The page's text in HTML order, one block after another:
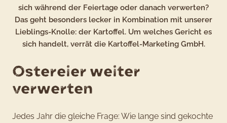
sich während der Feiertage oder danach verwerten?
Das geht besonders lecker in Kombination mit unserer
Lieblings-Knolle: der Kartoffel. Um welches Gericht es
sich handelt, verrät die Kartoffel-Marketing GmbH.
Ostereier weiter
verwerten
Jedes Jahr die gleiche Frage: Wie lange sind gekochte